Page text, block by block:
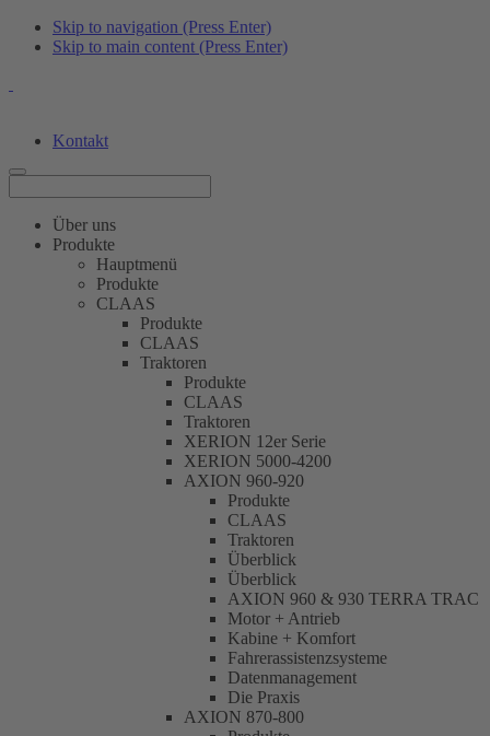
Skip to navigation (Press Enter)
Skip to main content (Press Enter)
Kontakt
Über uns
Produkte
Hauptmenü
Produkte
CLAAS
Produkte
CLAAS
Traktoren
Produkte
CLAAS
Traktoren
XERION 12er Serie
XERION 5000-4200
AXION 960-920
Produkte
CLAAS
Traktoren
Überblick
Überblick
AXION 960 & 930 TERRA TRAC
Motor + Antrieb
Kabine + Komfort
Fahrerassistenzsysteme
Datenmanagement
Die Praxis
AXION 870-800